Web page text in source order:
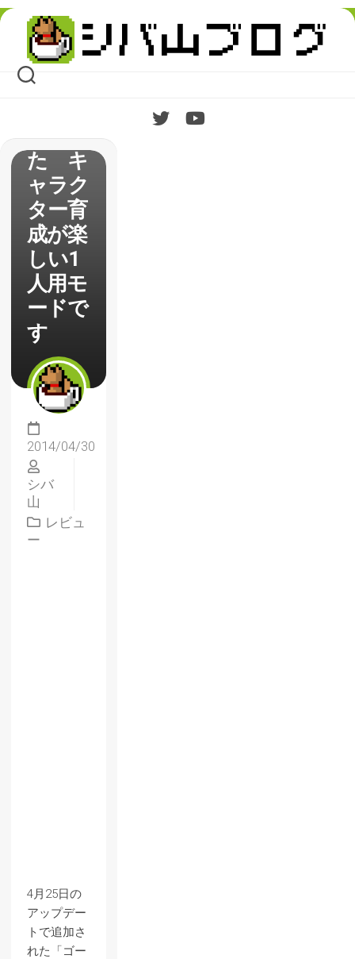
Skip
content
ールデ
ンアリ
ーナモ
ード」
でみ
た キ
ャラク
ター育
成が楽
しい1
人用モ
ードで
す
2014/04/30
シバ
山
レビュ
ー
4月25日の
アップデー
トで追加さ
れた「ゴー